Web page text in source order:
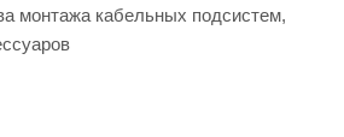
монтажа кабельных подсистем,